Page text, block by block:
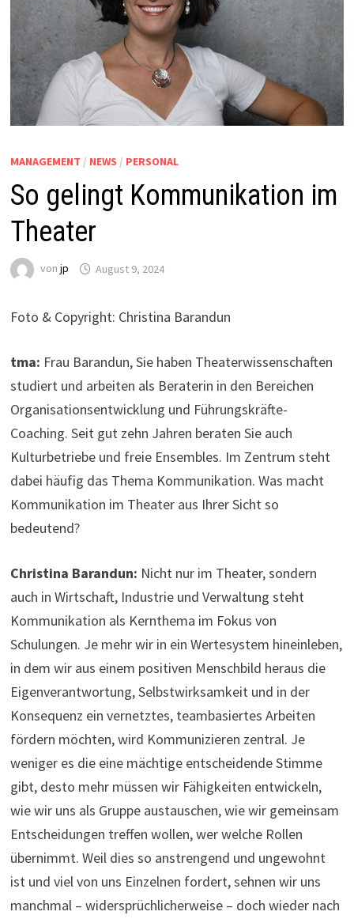
MANAGEMENT / NEWS / PERSONAL
So gelingt Kommunikation im
Theater
vonjp August 9, 2024
Foto & Copyright: Christina Barandun
tma: Frau Barandun, Sie haben Theaterwissenschaften
studiert und arbeiten als Beraterin in den Bereichen
Organisationsentwicklung und Führungskräfte-
Coaching. Seit gut zehn Jahren beraten Sie auch
Kulturbetriebe und freie Ensembles. Im Zentrum steht
dabei häufig das Thema Kommunikation. Was macht
Kommunikation im Theater aus Ihrer Sicht so
bedeutend?
Christina Barandun: Nicht nur im Theater, sondern
auch in Wirtschaft, Industrie und Verwaltung steht
Kommunikation als Kernthema im Fokus von
Schulungen. Je mehr wir in ein Wertesystem hineinleben,
in dem wir aus einem positiven Menschbild heraus die
Eigenverantwortung, Selbstwirksamkeit und in der
Konsequenz ein vernetztes, teambasiertes Arbeiten
fördern möchten, wird Kommunizieren zentral. Je
weniger es die eine mächtige entscheidende Stimme
gibt, desto mehr müssen wir Fähigkeiten entwickeln,
wie wir uns als Gruppe austauschen, wie wir gemeinsam
Entscheidungen treffen wollen, wer welche Rollen
übernimmt. Weil dies so anstrengend und ungewohnt
ist und viel von uns Einzelnen fordert, sehnen wir uns
manchmal – widersprüchlicherweise – doch wieder nach